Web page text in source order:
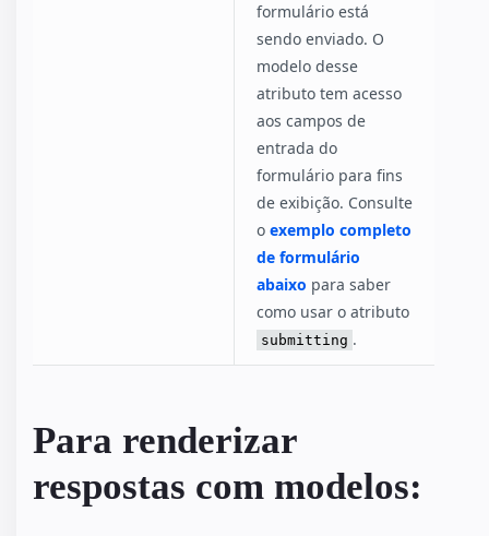
formulário está
sendo enviado. O
modelo desse
atributo tem acesso
aos campos de
entrada do
formulário para fins
de exibição. Consulte
o exemplo completo
de formulário
abaixo para saber
como usar o atributo
submitting .
Para renderizar
respostas com modelos: